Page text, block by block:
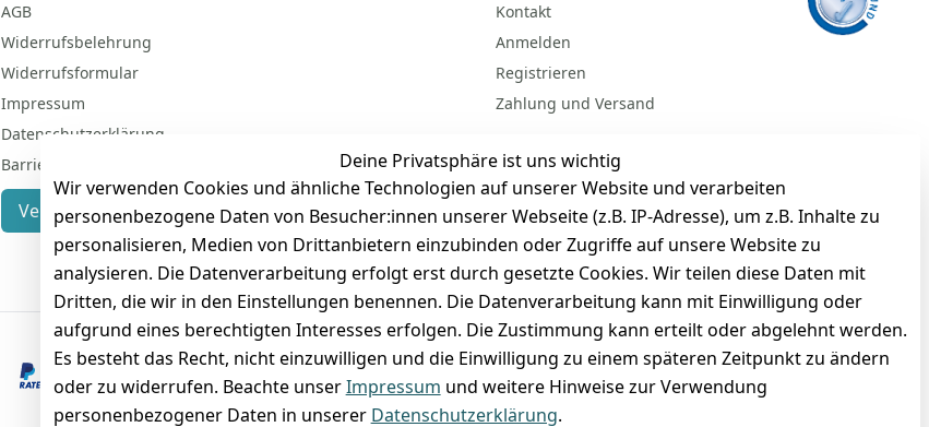
Deine Privatsphäre ist uns wichtig
Wir verwenden Cookies und ähnliche Technologien auf unserer Website und verarbeiten
personenbezogene Daten von Besucher:innen unserer Webseite (z.B. IP-Adresse), um z.B. Inhalte zu
personalisieren, Medien von Drittanbietern einzubinden oder Zugriffe auf unsere Website zu
analysieren. Die Datenverarbeitung erfolgt erst durch gesetzte Cookies. Wir teilen diese Daten mit
Dritten, die wir in den Einstellungen benennen. Die Datenverarbeitung kann mit Einwilligung oder
aufgrund eines berechtigten Interesses erfolgen. Die Zustimmung kann erteilt oder abgelehnt werden.
Es besteht das Recht, nicht einzuwilligen und die Einwilligung zu einem späteren Zeitpunkt zu ändern
oder zu widerrufen. Beachte unserImpressum und weitere Hinweise zur Verwendung
personenbezogener Daten in unserer Datenschutzerklärung.
AGB
Widerrufsbelehrung
Widerrufsformular
Impressum
Datenschutzerklärung
Barrierefreiheitserklärung
Vertrag widerrufen
Kontakt
Anmelden
Registrieren
Zahlung und Versand
VORKASSE RECHNUNG BARZAHLUNG